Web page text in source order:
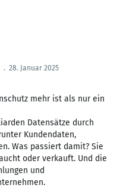
. 28. Januar 2025
mehr ist als nur ein
Datensätze durch
Kundendaten,
Was passiert damit? Sie
oder verkauft. Und die
und